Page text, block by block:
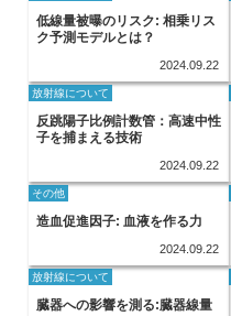
低線量被曝のリスク: 相乗リス
ク予測モデルとは？
2024.09.22
放射線について
反跳陽子比例計数管：高速中性
子を捕まえる技術
2024.09.22
その他
造血促進因子: 血液を作る力
2024.09.22
放射線について
臓器への影響を測る:臓器線量